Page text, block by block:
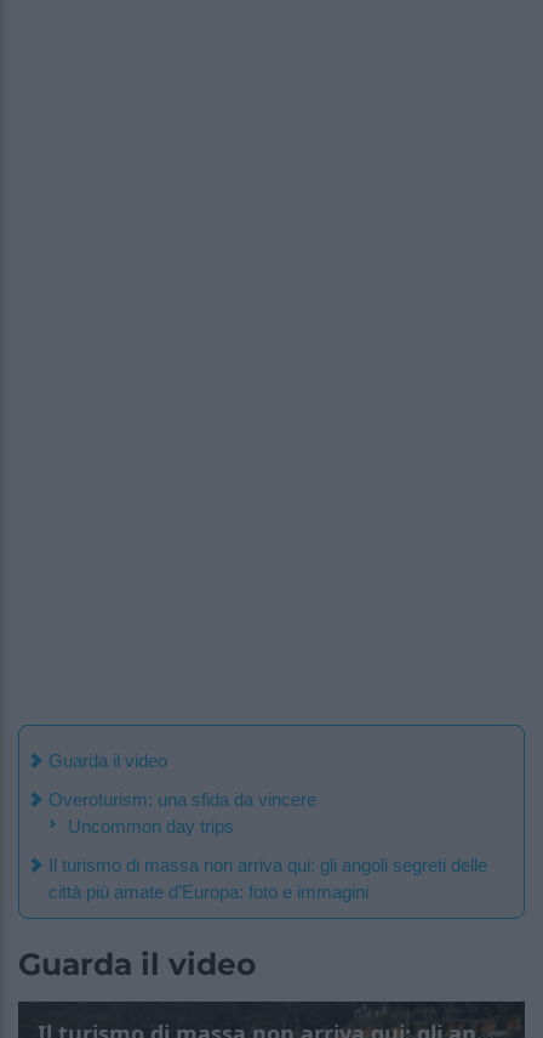
Guarda il video
Overoturism: una sfida da vincere
Uncommon day trips
Il turismo di massa non arriva qui: gli angoli segreti delle
città più amate d’Europa: foto e immagini
Guarda il video